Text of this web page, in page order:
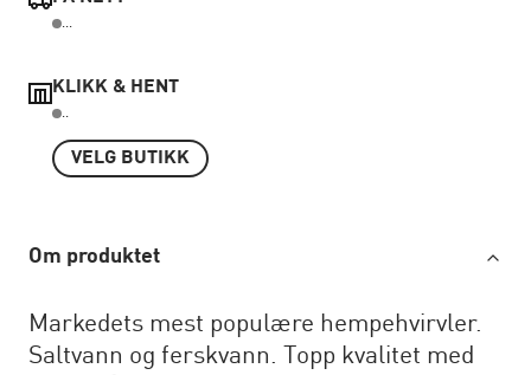
...
KLIKK & HENT
..
VELG BUTIKK
Om produktet
Markedets mest populære hempehvirvler.
Saltvann og ferskvann. Topp kvalitet med